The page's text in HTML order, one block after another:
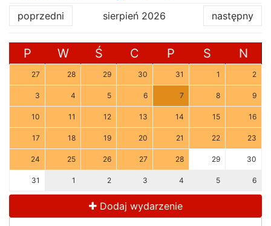
poprzedni sierpień 2026 następny
P W Ś C P S N
27 28 29 30 31 1 2
3 4 5 6 7 8 9
10 11 12 13 14 15 16
17 18 19 20 21 22 23
24 25 26 27 28 29 30
31 1 2 3 4 5 6
Dodaj wydarzenie